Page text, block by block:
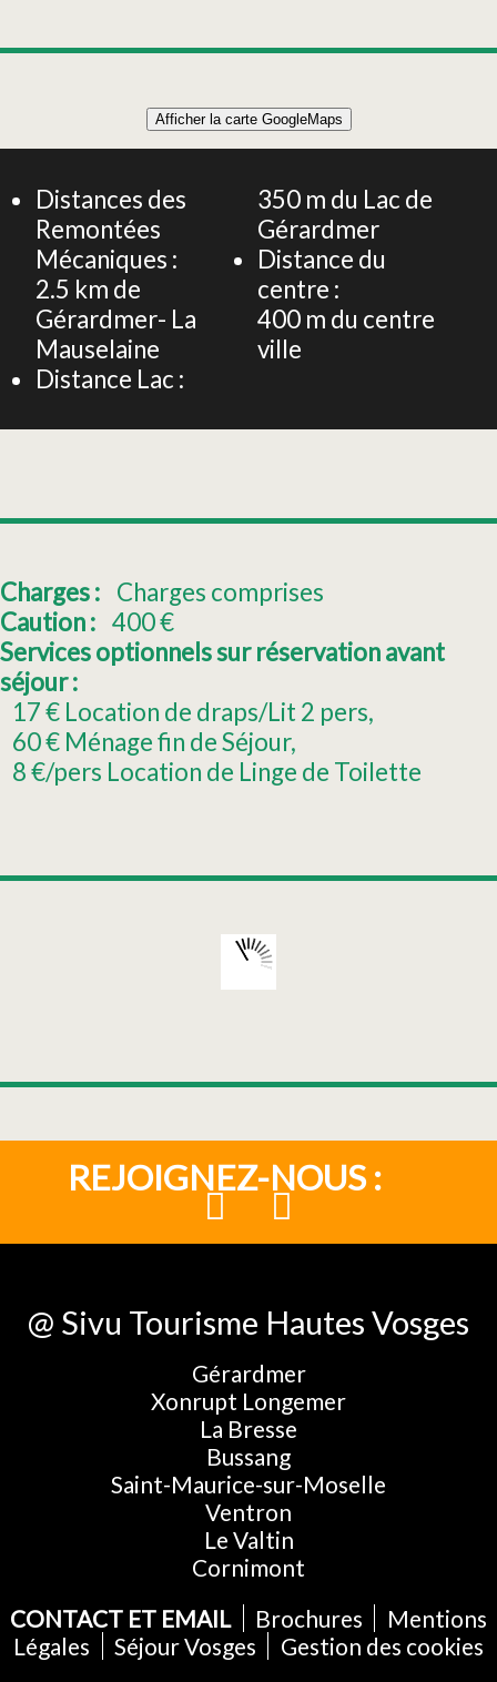
APPARTEMENT 58m² 4 PERSONNES
Afficher la carte GoogleMaps
Distances des
Remontées
Mécaniques :
2.5 km de
Gérardmer- La
Mauselaine
Distance Lac :
350 m du Lac de
Gérardmer
Distance du
centre :
400 m du centre
ville
Charges : Charges comprises
Caution : 400€
Services optionnels sur réservation avant
séjour :
17€ Location de draps/Lit 2 pers
60€ Ménage fin de Séjour
8€/pers Location de Linge de Toilette
REJOIGNEZ-NOUS :
@ Sivu Tourisme Hautes Vosges
Gérardmer
Xonrupt Longemer
La Bresse
Bussang
Saint-Maurice-sur-Moselle
Ventron
Le Valtin
Cornimont
CONTACT ET EMAIL
Brochures
Mentions
Légales
Séjour Vosges Gestion des cookies